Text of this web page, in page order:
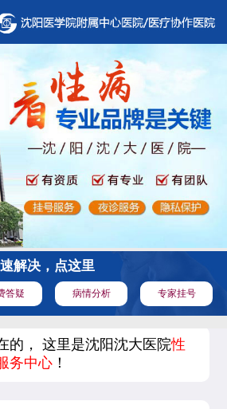
解决，点这里
答疑 病情分析 专家挂号
的， 这里是沈阳沈大医院性
务中心 ！